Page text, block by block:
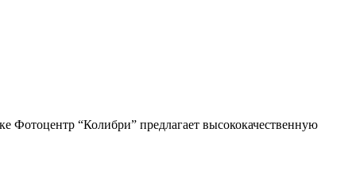
Фотоцентр “Колибри” предлагает высококачественную